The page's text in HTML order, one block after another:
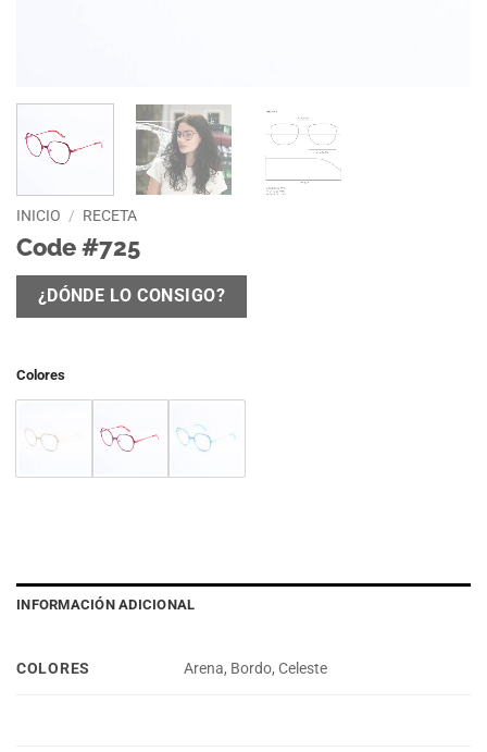
INICIO / RECETA
Code #725
¿DÓNDE LO CONSIGO?
Colores
INFORMACIÓN ADICIONAL
COLORES Arena, Bordo, Celeste